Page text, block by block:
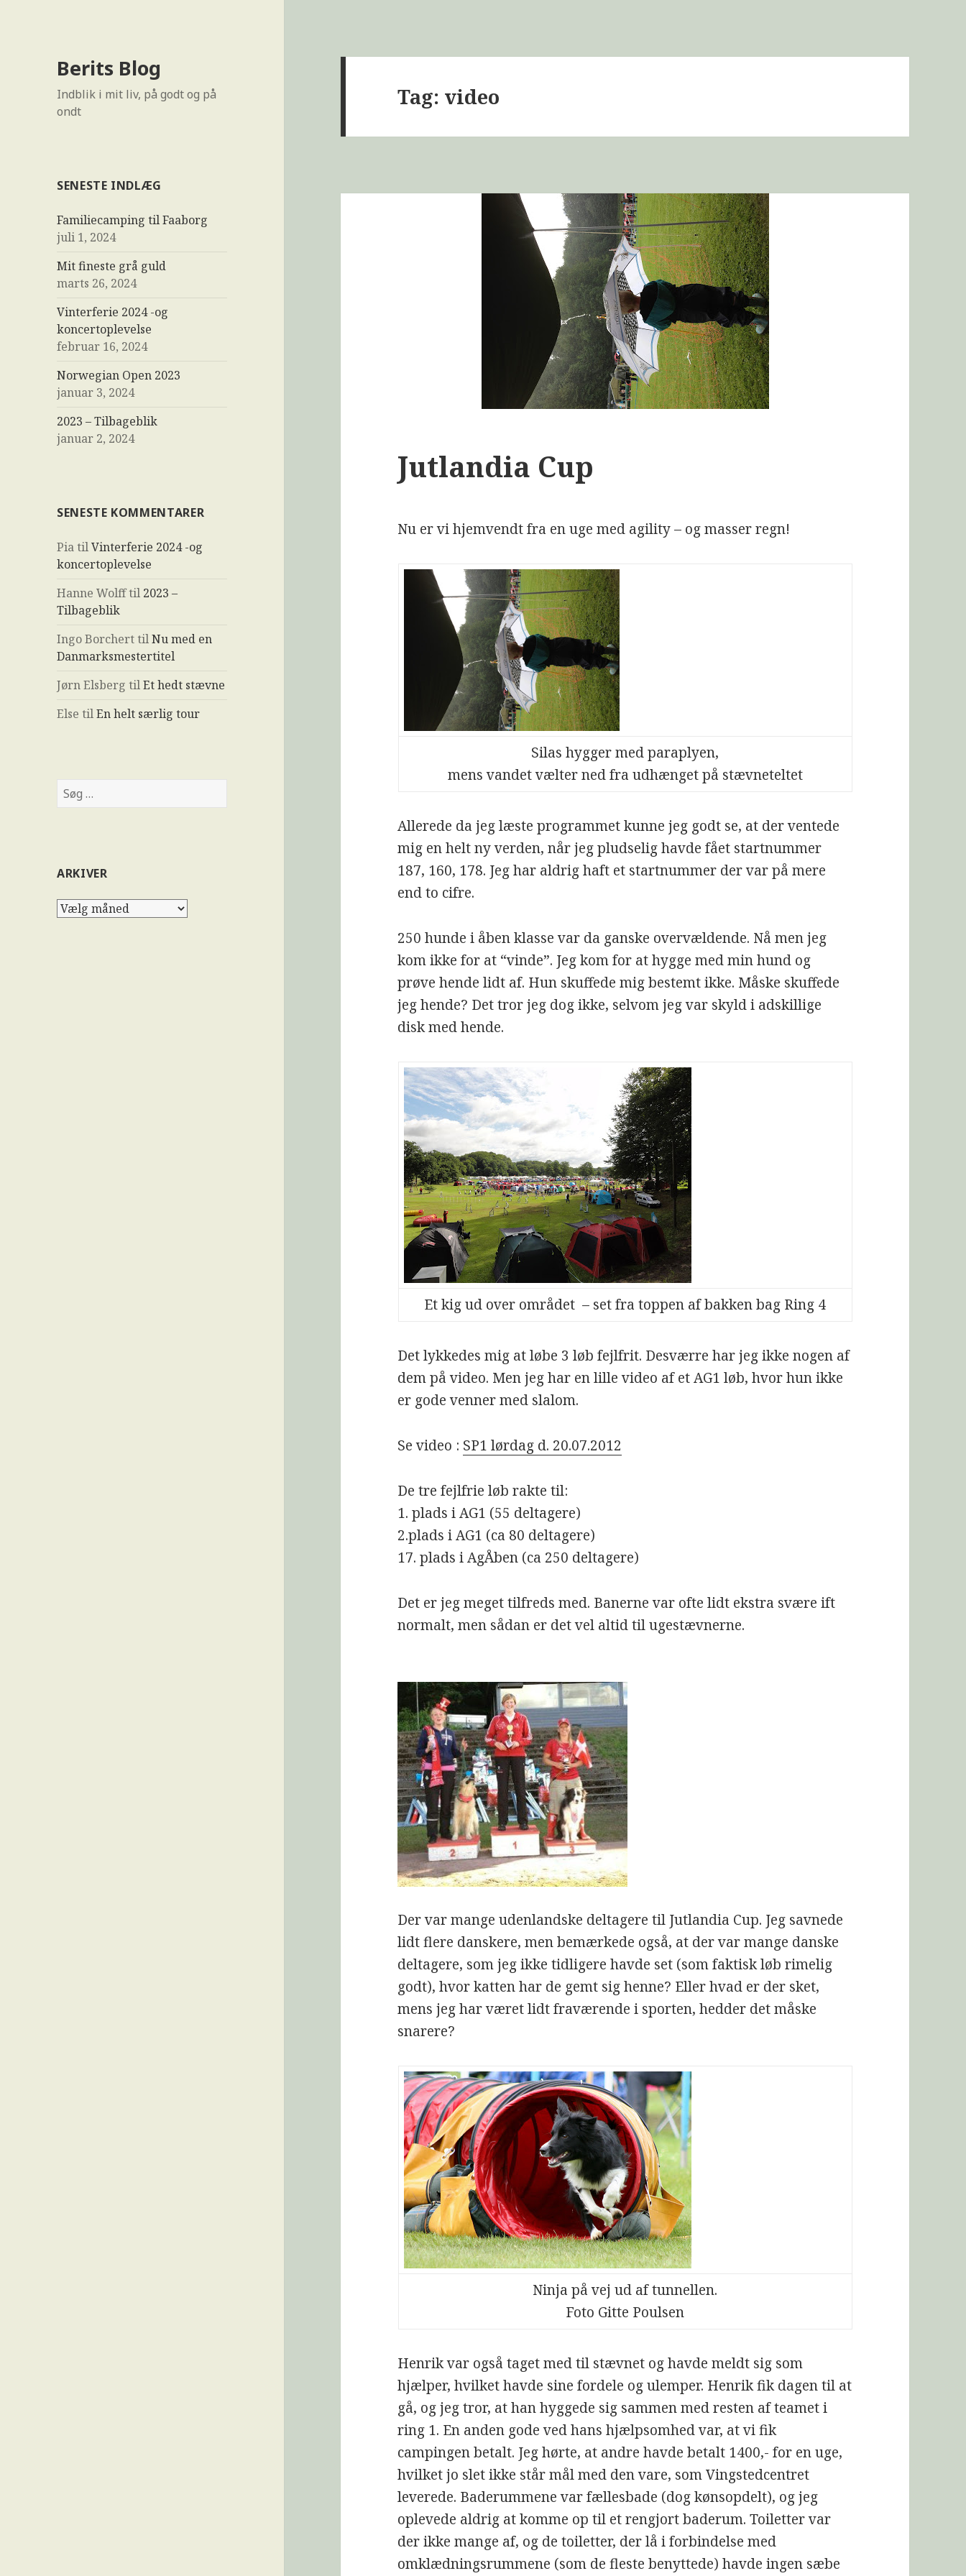
Berits Blog
Indblik i mit liv, på godt og på
ondt
SENESTE INDLÆG
Familiecamping til Faaborg
juli 1, 2024
Mit fineste grå guld
marts 26, 2024
Vinterferie 2024 -og
koncertoplevelse
februar 16, 2024
Norwegian Open 2023
januar 3, 2024
2023 – Tilbageblik
januar 2, 2024
SENESTE KOMMENTARER
PiatilVinterferie 2024 -og
koncertoplevelse
Hanne Wolfftil 2023 –
Tilbageblik
Ingo BorcherttilNu med en
Danmarksmestertitel
Jørn Elsberg tilEt hedt stævne
Else tilEn helt særlig tour
ARKIVER
Tag: video
Jutlandia Cup
Nu er vi hjemvendt fra en uge med agility – og masser regn!
Silas hygger med paraplyen,
mens vandet vælter ned fra udhænget på stævneteltet
Allerede da jeg læste programmet kunne jeg godt se, at der ventede
mig en helt ny verden, når jeg pludselig havde fået startnummer
187, 160, 178. Jeg har aldrig haft et startnummer der var på mere
end to cifre.
250 hunde i åben klasse var da ganske overvældende. Nå men jeg
kom ikke for at “vinde”. Jeg kom for at hygge med min hund og
prøve hende lidt af. Hun skuffede mig bestemt ikke. Måske skuffede
jeg hende? Det tror jeg dog ikke, selvom jeg var skyld i adskillige
disk med hende.
Et kig ud over området – set fra toppen af bakken bag Ring 4
Det lykkedes mig at løbe 3 løb fejlfrit. Desværre har jeg ikke nogen af
dem på video. Men jeg har en lille video af et AG1 løb, hvor hun ikke
er gode venner med slalom.
Se video : SP1 lørdag d. 20.07.2012
De tre fejlfrie løb rakte til:
1. plads i AG1 (55 deltagere)
2.plads i AG1 (ca 80 deltagere)
17. plads i AgÅben (ca 250 deltagere)
Det er jeg meget tilfreds med. Banerne var ofte lidt ekstra svære ift
normalt, men sådan er det vel altid til ugestævnerne.
Der var mange udenlandske deltagere til Jutlandia Cup. Jeg savnede
lidt flere danskere, men bemærkede også, at der var mange danske
deltagere, som jeg ikke tidligere havde set (som faktisk løb rimelig
godt), hvor katten har de gemt sig henne? Eller hvad er der sket,
mens jeg har været lidt fraværende i sporten, hedder det måske
snarere?
Ninja på vej ud af tunnellen.
Foto Gitte Poulsen
Henrik var også taget med til stævnet og havde meldt sig som
hjælper, hvilket havde sine fordele og ulemper. Henrik fik dagen til at
gå, og jeg tror, at han hyggede sig sammen med resten af teamet i
ring 1. En anden gode ved hans hjælpsomhed var, at vi fik
campingen betalt. Jeg hørte, at andre havde betalt 1400,- for en uge,
hvilket jo slet ikke står mål med den vare, som Vingstedcentret
leverede. Baderummene var fællesbade (dog kønsopdelt), og jeg
oplevede aldrig at komme op til et rengjort baderum. Toiletter var
der ikke mange af, og de toiletter, der lå i forbindelse med
omklædningsrummene (som de fleste benyttede) havde ingen sæbe